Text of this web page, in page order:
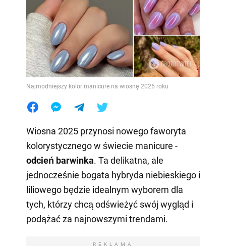
Najmodniejszy kolor manicure na wiosnę 2025 roku
Wiosna 2025 przynosi nowego faworyta
kolorystycznego w świecie manicure -
odcień barwinka. Ta delikatna, ale
jednocześnie bogata hybryda niebieskiego i
liliowego będzie idealnym wyborem dla
tych, którzy chcą odświeżyć swój wygląd i
podążać za najnowszymi trendami.
REKLAMA